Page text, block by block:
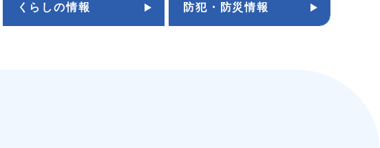
くらしの情報 防犯・防災情報